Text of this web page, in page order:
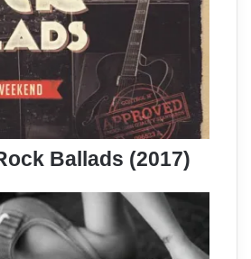
Ballads (2017)